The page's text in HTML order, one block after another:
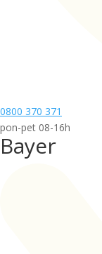
0800 370 371
pon-pet 08-16h
Bayer